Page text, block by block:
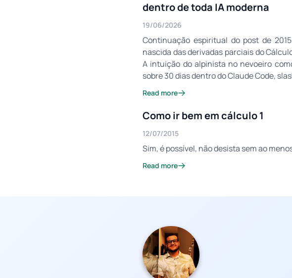
dentro de toda IA moderna
19/06/2026
Continuação espiritual do post de
nascida das derivadas parciais do
A intuição do alpinista no nevoeiro
sobre 30 dias dentro do Claude Code,
Read more
Como ir bem em cálculo 1
12/07/2015
Sim, é possível, não desista sem ao
Read more